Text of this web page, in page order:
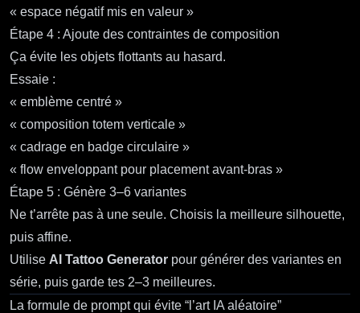
« espace négatif mis en valeur »
Étape 4 : Ajoute des contraintes de composition
Ça évite les objets flottants au hasard.
Essaie :
« emblème centré »
« composition totem verticale »
« cadrage en badge circulaire »
« flow enveloppant pour placement avant‑bras »
Étape 5 : Génère 3–6 variantes
Ne t’arrête pas à une seule. Choisis la meilleure silhouette,
puis affine.
Utilise AI Tattoo Generator pour générer des variantes en
série, puis garde tes 2–3 meilleures.
La formule de prompt qui évite “l’art IA aléatoire”